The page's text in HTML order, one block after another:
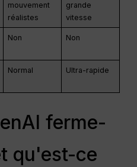
mouvement
réalistes
grande
vitesse
Non Non
Normal Ultra-rapide
ferme-
qu'est-ce